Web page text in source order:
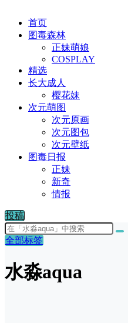
首页
图毒森林
正妹萌娘
COSPLAY
精选
长大成人
樱花妹
次元萌图
次元原画
次元图包
次元壁纸
图毒日报
正妹
新奇
情报
投稿
全部标签
水淼aqua